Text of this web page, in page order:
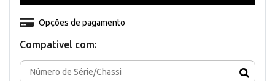
Compativel com:
Opções de pagamento